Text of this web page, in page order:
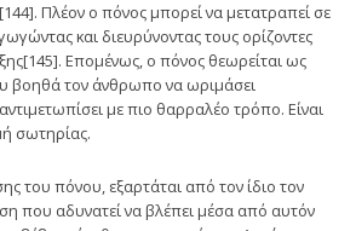
Πλέον ο πόνος μπορεί να μετατραπεί σε
και διευρύνοντας τους ορίζοντες
Επομένως, ο πόνος θεωρείται ως
βοηθά τον άνθρωπο να ωριμάσει
με πιο θαρραλέο τρόπο. Είναι
σωτηρίας.
του πόνου, εξαρτάται από τον ίδιο τον
που αδυνατεί να βλέπει μέσα από αυτόν